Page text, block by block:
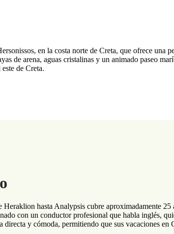
en la costa norte de Creta, que ofrece una
de arena, aguas cristalinas y un animado paseo
de Creta.
hasta Analypsis cubre aproximadamente
con un conductor profesional que habla inglés,
y cómoda, permitiendo que sus vacaciones en